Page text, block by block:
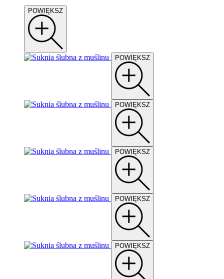
POWIĘKSZ
POWIĘKSZ
POWIĘKSZ
POWIĘKSZ
POWIĘKSZ
POWIĘKSZ